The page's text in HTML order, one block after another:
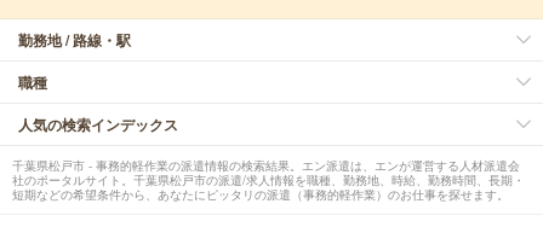
勤務地 / 路線・駅
職種
人気の検索インデックス
千葉県松戸市 - 事務的軽作業の派遣情報の検索結果。エン派遣は、エンが運営する人材派遣会
社のポータルサイト。千葉県松戸市の派遣/求人情報を職種、勤務地、時給、勤務時間、長期・
短期などの希望条件から、あなたにピッタリの派遣（事務的軽作業）のお仕事を探せます。